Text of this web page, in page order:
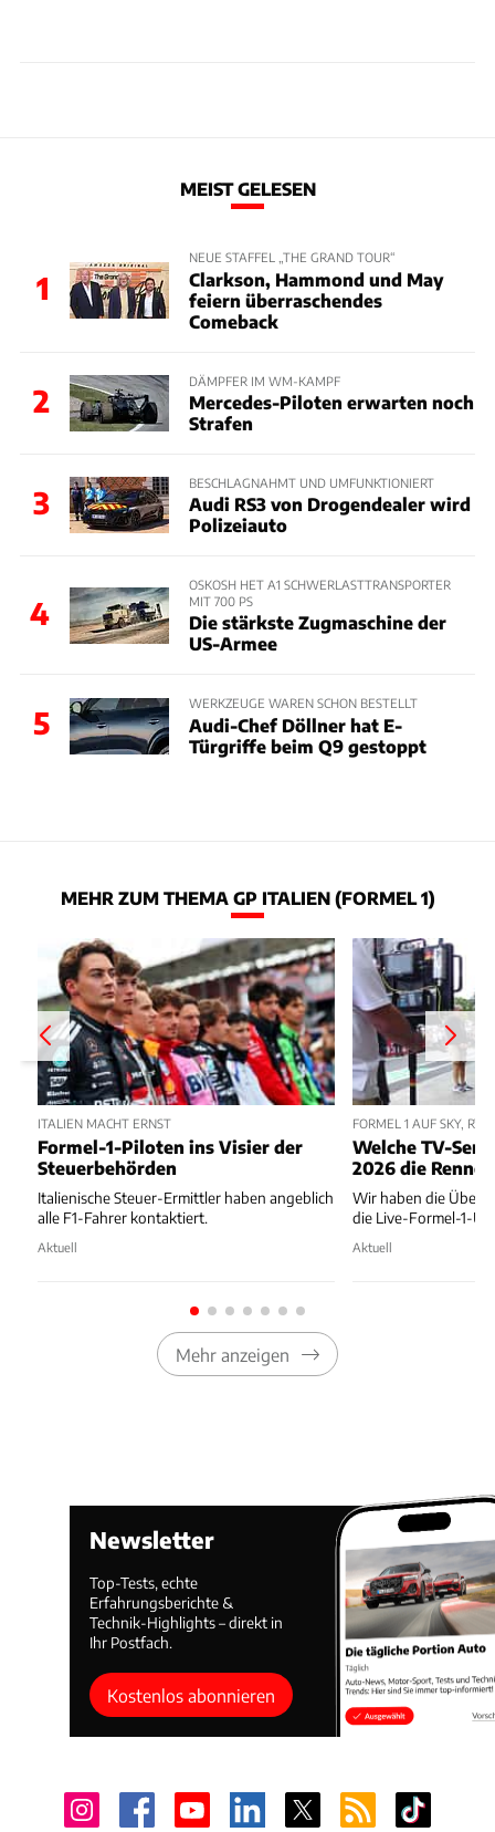
MEIST GELESEN
1
NEUE STAFFEL „THE GRAND TOUR“
Clarkson, Hammond und May
feiern überraschendes
Comeback
2
DÄMPFER IM WM-KAMPF
Mercedes-Piloten erwarten noch
Strafen
3
BESCHLAGNAHMT UND UMFUNKTIONIERT
Audi RS3 von Drogendealer wird
Polizeiauto
4
OSKOSH HET A1 SCHWERLASTTRANSPORTER
MIT 700 PS
Die stärkste Zugmaschine der
US-Armee
5
WERKZEUGE WAREN SCHON BESTELLT
Audi-Chef Döllner hat E-
Türgriffe beim Q9 gestoppt
MEHR ZUM THEMA GP ITALIEN (FORMEL 1)
ITALIEN MACHT ERNST
Formel-1-Piloten ins Visier der
Steuerbehörden
Italienische Steuer-Ermittler haben angeblich
alle F1-Fahrer kontaktiert.
Aktuell
FORMEL 1 AUF SKY, RTL
Welche TV-
2026 die
Wir haben die
die Live-Formel-1-
Aktuell
Mehr anzeigen
Newsletter
Top-Tests, echte
Erfahrungsberichte &
Technik-Highlights – direkt in
Ihr Postfach.
Kostenlos abonnieren